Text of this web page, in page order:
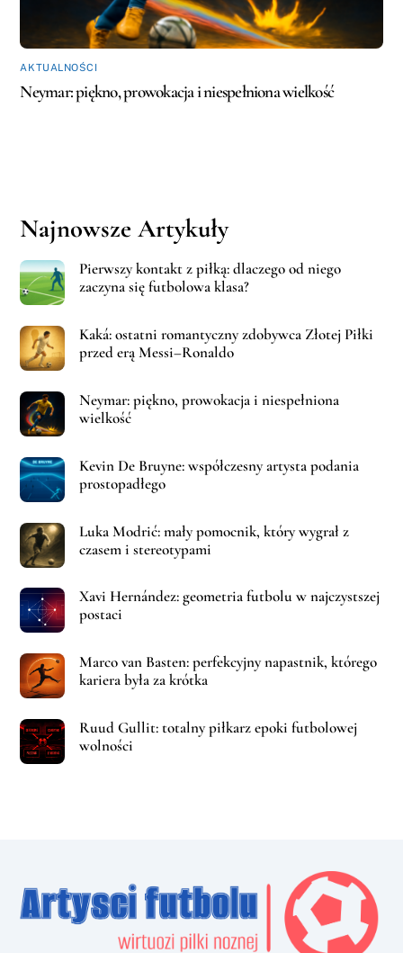
AKTUALNOŚCI
Neymar: piękno, prowokacja i niespełniona wielkość
Najnowsze Artykuły
Pierwszy kontakt z piłką: dlaczego od niego
zaczyna się futbolowa klasa?
Kaká: ostatni romantyczny zdobywca Złotej Piłki
przed erą Messi–Ronaldo
Neymar: piękno, prowokacja i niespełniona
wielkość
Kevin De Bruyne: współczesny artysta podania
prostopadłego
Luka Modrić: mały pomocnik, który wygrał z
czasem i stereotypami
Xavi Hernández: geometria futbolu w najczystszej
postaci
Marco van Basten: perfekcyjny napastnik, którego
kariera była za krótka
Ruud Gullit: totalny piłkarz epoki futbolowej
wolności